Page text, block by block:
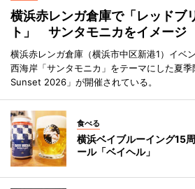
横浜赤レンガ倉庫で「レッドブ
ト」 サンタモニカをイメージ
横浜赤レンガ倉庫（横浜市中区新港1）イベ
西海岸「サンタモニカ」をテーマにした夏
Sunset 2026」が開催されている。
食べる
横浜ベイブルーイング15
ール「ベイヘル」